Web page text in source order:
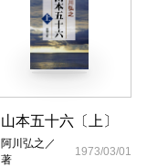
山本五十六〔上〕
阿川弘之／
著
1973/03/01